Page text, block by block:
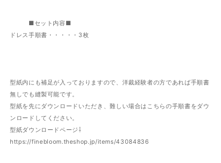
■セット内容■
ドレス手順書・・・・・3枚
型紙内にも補足が入っておりますので、洋裁経験者の方であれば手順書
無しでも縫製可能です。
型紙を先にダウンロードいただき、難しい場合はこちらの手順書をダウ
ンロードしてください。
型紙ダウンロードページ⇩
https://finebloom.theshop.jp/items/43084836